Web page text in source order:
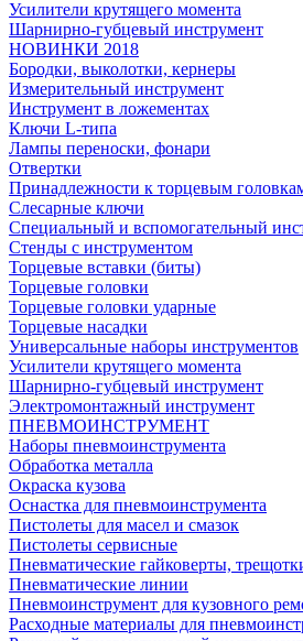
Усилители крутящего момента
Шарнирно-губцевый инструмент
НОВИНКИ 2018
Бородки, выколотки, кернеры
Измерительный инструмент
Инструмент в ложементах
Ключи L-типа
Лампы переноски, фонари
Отвертки
Принадлежности к торцевым
Слесарные ключи
Специальный и вспомогательный
Стенды с инструментом
Торцевые вставки (биты)
Торцевые головки
Торцевые головки ударные
Торцевые насадки
Универсальные наборы инструментов
Усилители крутящего момента
Шарнирно-губцевый инструмент
Электромонтажный инструмент
ПНЕВМОИНСТРУМЕНТ
Наборы пневмоинструмента
Обработка металла
Окраска кузова
Оснастка для пневмоинструмента
Пистолеты для масел и смазок
Пистолеты сервисные
Пневматические гайковерты,
Пневматические линии
Пневмоинструмент для кузовного
Расходные материалы для